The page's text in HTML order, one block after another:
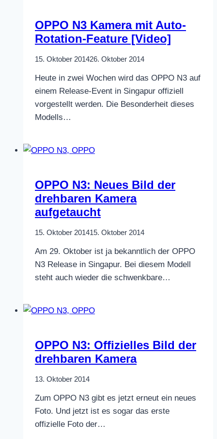
OPPO N3 Kamera mit Auto-
Rotation-Feature [Video]
15. Oktober 201426. Oktober 2014
Heute in zwei Wochen wird das OPPO N3 auf
einem Release-Event in Singapur offiziell
vorgestellt werden. Die Besonderheit dieses
Modells…
OPPO N3: Neues Bild der
drehbaren Kamera
aufgetaucht
15. Oktober 201415. Oktober 2014
Am 29. Oktober ist ja bekanntlich der OPPO
N3 Release in Singapur. Bei diesem Modell
steht auch wieder die schwenkbare…
OPPO N3: Offizielles Bild der
drehbaren Kamera
13. Oktober 2014
Zum OPPO N3 gibt es jetzt erneut ein neues
Foto. Und jetzt ist es sogar das erste
offizielle Foto der…